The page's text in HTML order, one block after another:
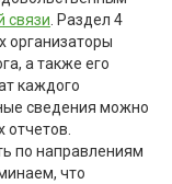
связи . Раздел 4
организаторы
а также его
каждого
сведения можно
отчетов.
по направлениям
что